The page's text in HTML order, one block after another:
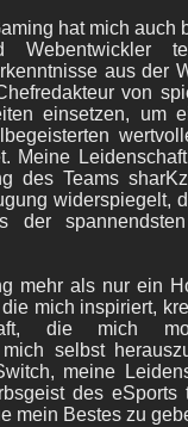
hat mich auch
Webentwickler
aus der
von
einsetzen, um
Meine
des Teams
widerspiegelt,
der
mehr als nur ein
mich inspiriert,
die mich
selbst
meine
des eSports
mein Bestes zu